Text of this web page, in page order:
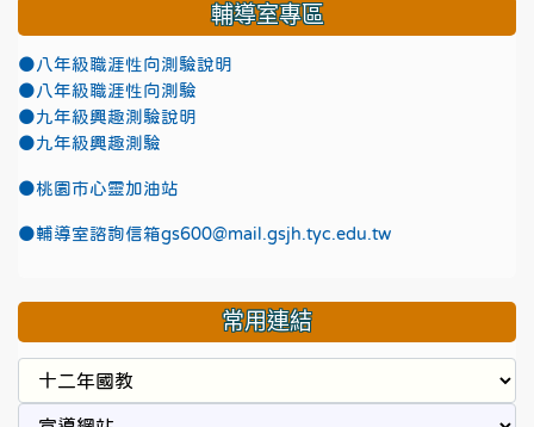
輔導室專區
●八年級職涯性向測驗說明
●八年級職涯性向測驗
●九年級興趣測驗說明
●九年級興趣測驗
●桃園市心靈加油站
●輔導室諮詢信箱gs600@mail.gsjh.tyc.edu.tw
常用連結